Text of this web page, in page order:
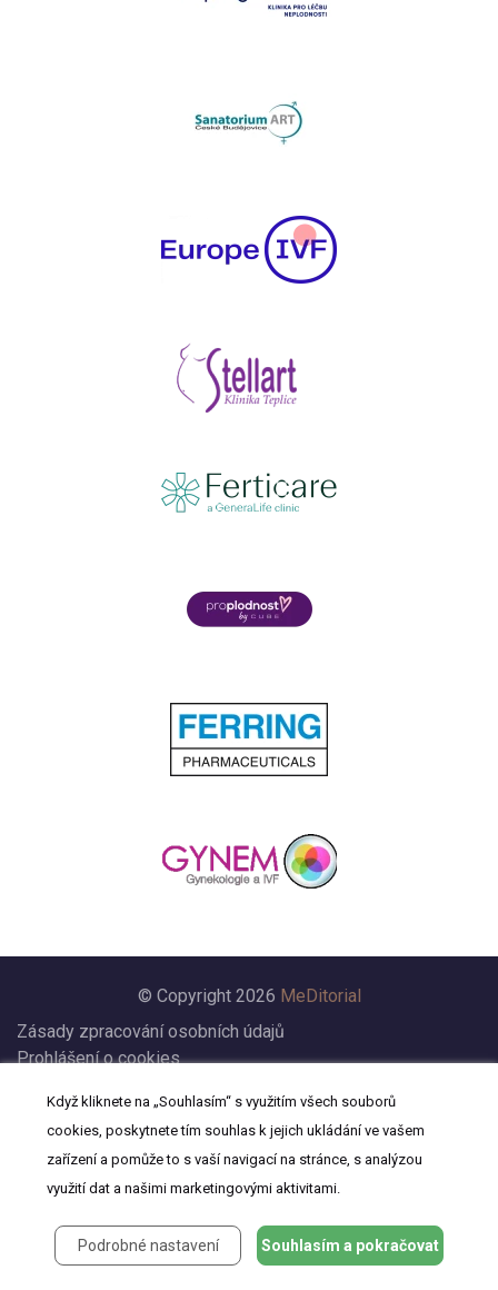
© Copyright 2026 MeDitorial
Zásady zpracování osobních údajů
Prohlášení o cookies
Prohlášení
Kontakt
Když kliknete na „Souhlasím“ s využitím všech souborů
cookies, poskytnete tím souhlas k jejich ukládání ve vašem
zařízení a pomůže to s vaší navigací na stránce, s analýzou
využití dat a našimi marketingovými aktivitami.
Podrobné nastavení Souhlasím a pokračovat